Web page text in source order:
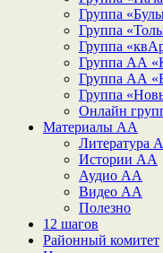
Группа
Группа
Группа
Группа АА
Группа АА
Группа
Онлайн
Материалы АА
Литература
Истории АА
Аудио АА
Видео АА
Полезно
12 шагов
Районный комитет